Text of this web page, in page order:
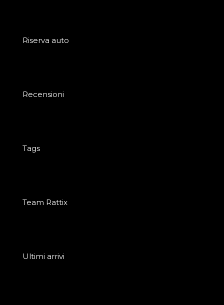
Riserva auto
Recensioni
Tags
Team Rattix
Ultimi arrivi